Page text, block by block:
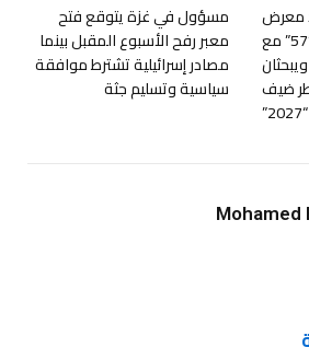
معرض
القاهرة الدولي للكتاب “57” مع
ضيف
مسؤول في غزة يتوقع فتح
معبر رفح الأسبوع المقبل بينما
مصادر إسرائيلية تشترط موافقة
سياسية وتسليم جثة
Mohamed